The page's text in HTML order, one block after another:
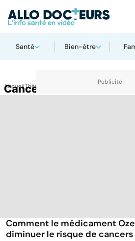
Santé Bien-être
AccueilThématiques
Cancer du rein
Comment le médicament
diminuer le risque de cancers